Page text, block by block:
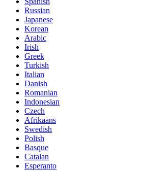
Russian
Japanese
Korean
Arabic
Irish
Greek
Turkish
Italian
Danish
Romanian
Indonesian
Czech
Afrikaans
Swedish
Polish
Basque
Catalan
Esperanto